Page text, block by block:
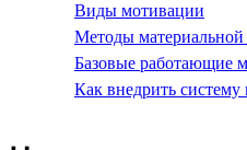
Виды мотивации
Методы
Базовые работающие
Как внедрить